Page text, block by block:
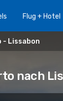
Flug + Hotel
- Lissabon
nach